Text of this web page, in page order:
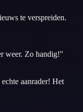
te verspreiden.
weer. Zo handig!"
aanrader! Het